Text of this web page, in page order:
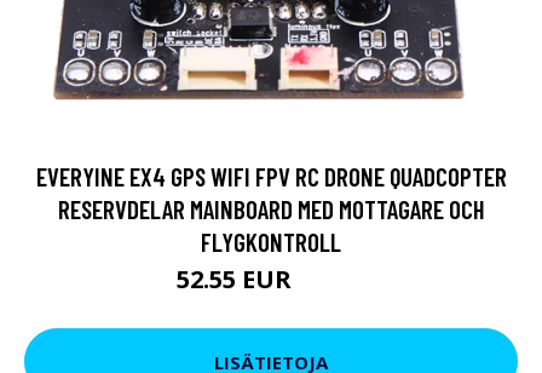
EVERYINE EX4 GPS WIFI FPV RC DRONE QUADCOPTER
RESERVDELAR MAINBOARD MED MOTTAGARE OCH
FLYGKONTROLL
52.55 EUR
LISÄTIETOJA